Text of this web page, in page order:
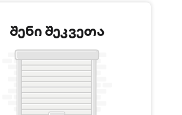
შენი შეკვეთა